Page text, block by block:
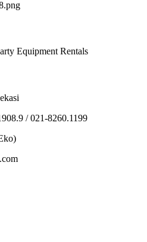
Equipment Rentals
/ 021-8260.1199